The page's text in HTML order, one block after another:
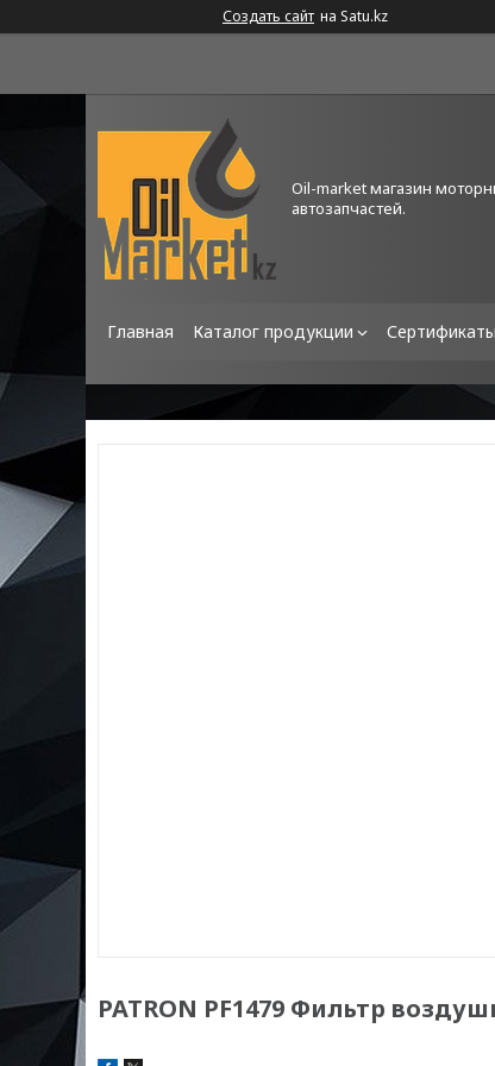
Создать сайт на Satu.kz
Oil-market магазин
автозапчастей.
Главная Каталог продукции Сертификаты
PATRON PF1479 Фильтр